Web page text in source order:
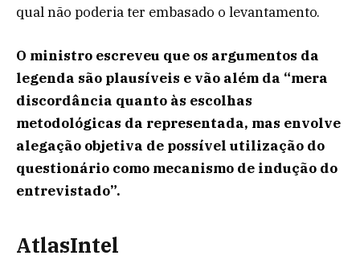
qual não poderia ter embasado o levantamento.
O ministro escreveu que os argumentos da
legenda são plausíveis e vão além da “mera
discordância quanto às escolhas
metodológicas da representada, mas envolve
alegação objetiva de possível utilização do
questionário como mecanismo de indução do
entrevistado”.
AtlasIntel